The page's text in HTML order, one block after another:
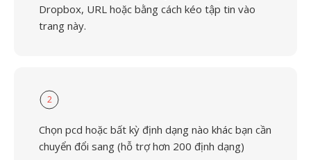
Dropbox, URL hoặc bằng cách kéo tập tin vào
trang này.
2
Chọn pcd hoặc bất kỳ định dạng nào khác bạn cần
chuyển đổi sang (hỗ trợ hơn 200 định dạng)